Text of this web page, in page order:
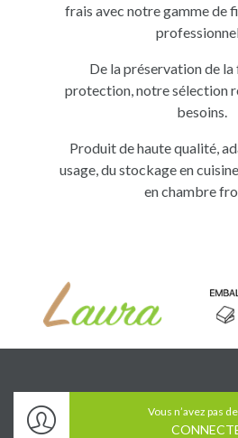
frais avec notre gamme de
De la préservation de la
protection, notre sélection
besoins.
Produit de haute qualité,
usage, du stockage en
en chambre
Vous n’avez pas